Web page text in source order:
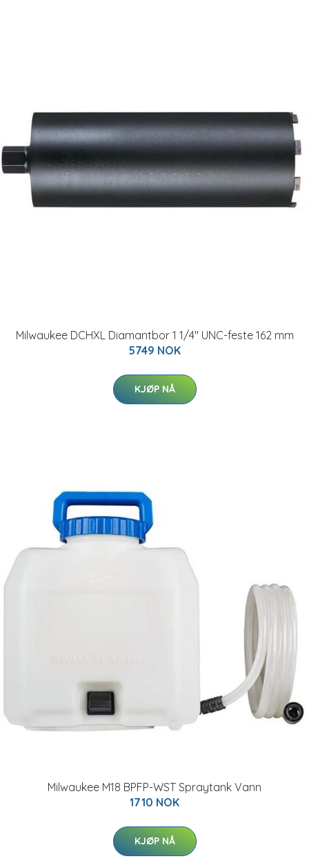
Milwaukee DCHXL Diamantbor 1 1/4" UNC-feste 162 mm
5749 NOK
KJØP NÅ
Milwaukee M18 BPFP-WST Spraytank Vann
1710 NOK
KJØP NÅ